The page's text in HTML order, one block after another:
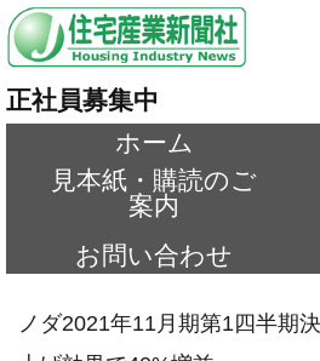
正社員募集中
ホーム
見本紙・購読のご
案内
お問い合わせ
ノダ2021年11月期第1四半期